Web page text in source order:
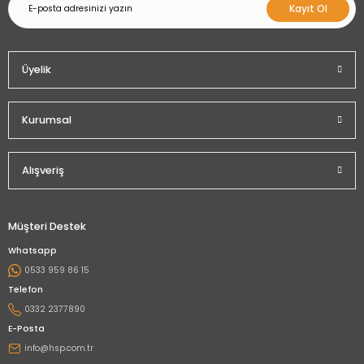
Kayıt Ol
Üyelik
Kurumsal
Alışveriş
Müşteri Destek
Whatsapp
0533 959 86 15
Telefon
0332 2377890
E-Posta
info@hsp.com.tr